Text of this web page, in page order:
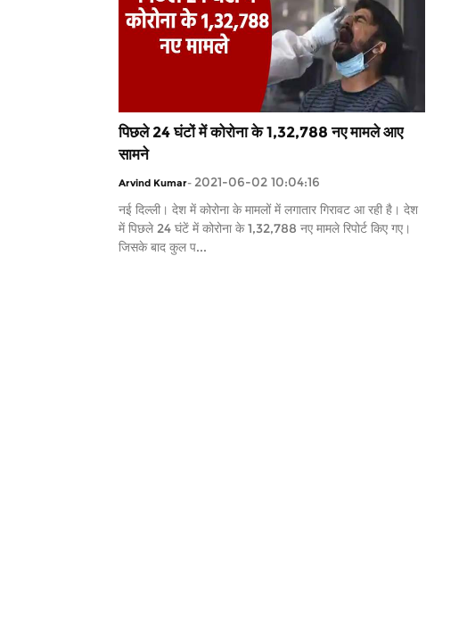
पिछले 24 घंटों में कोरोना के 1,32,788 नए मामले आए
सामने
Arvind Kumar- 2021-06-02 10:04:16
नई दिल्ली। देश में कोरोना के मामलों में लगातार गिरावट आ रही है। देश
में पिछले 24 घंटें में कोरोना के 1,32,788 नए मामले रिपोर्ट किए गए।
जिसके बाद कुल प...